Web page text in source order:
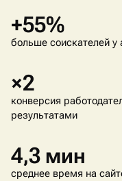
+55%
больше соискателей у
×2
конверсия
результатами
4,3 мин
среднее время на